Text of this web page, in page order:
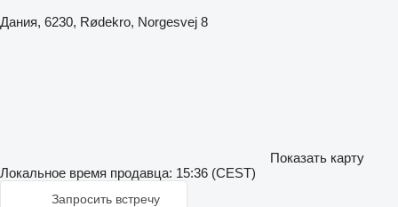
Дания, 6230, Rødekro, Norgesvej 8
Показать карту
Локальное время продавца: 15:36 (CEST)
Запросить встречу